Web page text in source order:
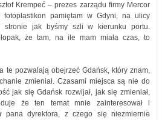
Krempeć – prezes zarządu firmy Mercor
pamiętam w Gdyni, na ulicy
stronie jak byśmy szli w kierunku portu.
że tam, na ile mam miała czas, to
te pozwalają obejrzeć Gdańsk, który znam,
zmieniał. Czasami miejsca są nie do
jak się Gdańsk rozwijał, jak się zmieniał,
że ten temat mnie zainteresował i
pana dyrektora, z czego się niezmiernie